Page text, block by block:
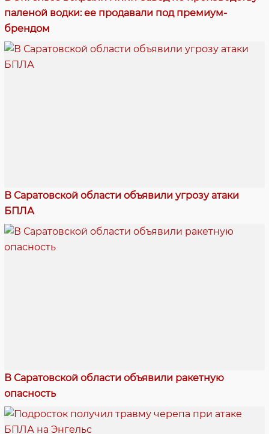
паленой водки: ее продавали под премиум-
брендом
В Саратовской области объявили угрозу атаки
БПЛА
В Саратовской области объявили ракетную
опасность